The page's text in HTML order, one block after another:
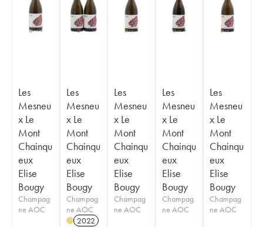
Les
Mesneu
x Le
Mont
Chainqu
eux
Elise
Bougy
Champag
ne AOC
Les
Mesneu
x Le
Mont
Chainqu
eux
Elise
Bougy
Champag
ne AOC
H 2022
Les
Mesneu
x Le
Mont
Chainqu
eux
Elise
Bougy
Champag
ne AOC
Les
Mesneu
x Le
Mont
Chainqu
eux
Elise
Bougy
Champag
ne AOC
Les
Mesneu
x Le
Mont
Chainqu
eux
Elise
Bougy
Champag
ne AOC